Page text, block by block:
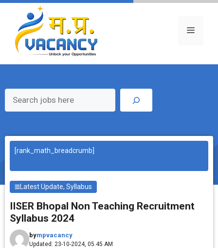
Skip
content
Menu
[rank_math_breadcrumb]
Latest Update,Syllabus
IISER Bhopal Non Teaching Recruitment
Syllabus 2024
bympvacancy
Updated: 23-10-2024, 05.45 AM